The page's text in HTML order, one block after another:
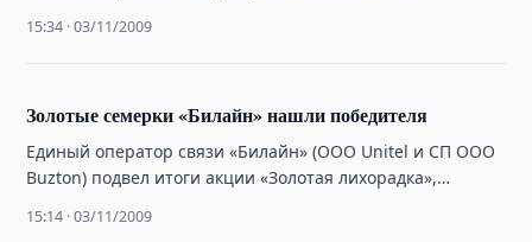
условиях предоставления услуги «Корпоративный …
15:34 · 03/11/2009
Золотые семерки «Билайн» нашли победителя
Единый оператор связи «Билайн» (ООО Unitel и СП ООО
Buzton) подвел итоги акции «Золотая лихорадка»,
регионального …
15:14 · 03/11/2009